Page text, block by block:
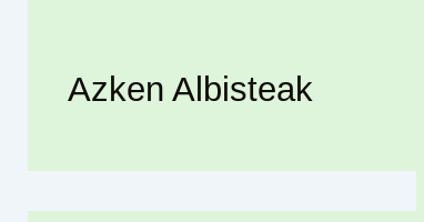
Azken Albisteak